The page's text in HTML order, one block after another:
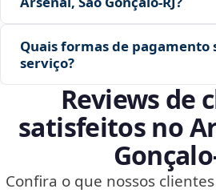
Quais formas de pagamento
serviço?
Reviews de
satisfeitos no
Confira o que nossos